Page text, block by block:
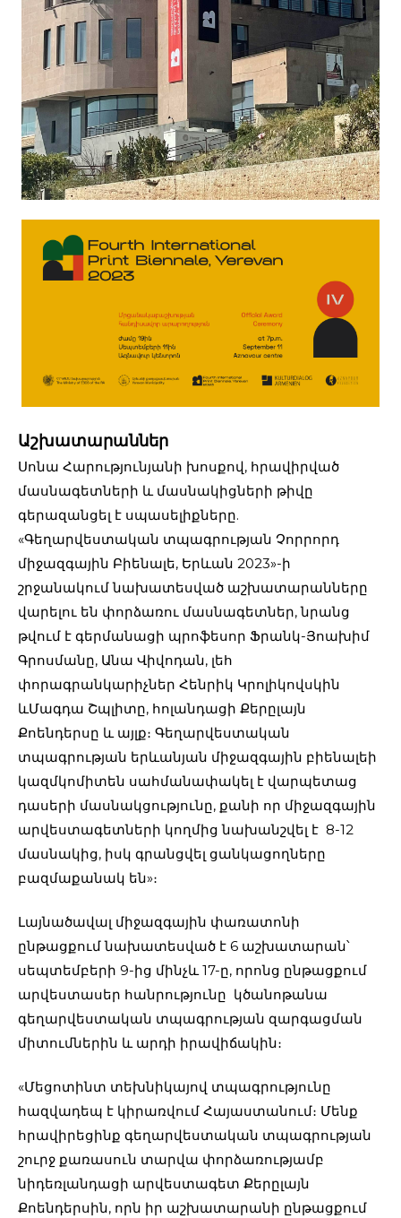
Աշխատարաններ
Սոնա Հարությունյանի խոսքով, հրավիրված
մասնագետների և մասնակիցների թիվը
գերազանցել է սպասելիքները.
«Գեղարվեստական տպագրության Չորրորդ
միջազգային Բիենալե, Երևան 2023»-ի
շրջանակում նախատեսված աշխատարանները
վարելու են փորձառու մասնագետներ, նրանց
թվում է գերմանացի պրոֆեսոր Ֆրանկ-Յոախիմ
Գրոսմանը, Անա Վիվոդան, լեհ
փորագրանկարիչներ Հենրիկ Կրոլիկովսկին
ևՄագդա Շպլիտը, հոլանդացի Քերըլայն
Քոենդերսը և այլք։ Գեղարվեստական
տպագրության երևանյան միջազգային բիենալեի
կազմկոմիտեն սահմանափակել է վարպետաց
դասերի մասնակցությունը, քանի որ միջազգային
արվեստագետների կողմից նախանշվել է 8-12
մասնակից, իսկ գրանցվել ցանկացողները
բազմաքանակ են»։
Լայնածավալ միջազգային փառատոնի
ընթացքում նախատեսված է 6 աշխատարան՝
սեպտեմբերի 9-ից մինչև 17-ը, որոնց ընթացքում
արվեստասեր հանրությունը կծանոթանա
գեղարվեստական տպագրության զարգացման
միտումներին և արդի իրավիճակին։
«Մեցոտինտ տեխնիկայով տպագրությունը
հազվադեպ է կիրառվում Հայաստանում։ Մենք
հրավիրեցինք գեղարվեստական տպագրության
շուրջ քառասուն տարվա փորձառությամբ
նիդեռլանդացի արվեստագետ Քերըլայն
Քոենդերսին, որն իր աշխատարանի ընթացքում